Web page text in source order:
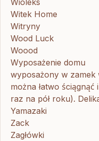
Witek Home
Witryny
Wood Luck
Woood
Wyposażenie domu
wyposażony w zamek
można łatwo
raz na pół roku).
Yamazaki
Zack
Zagłówki